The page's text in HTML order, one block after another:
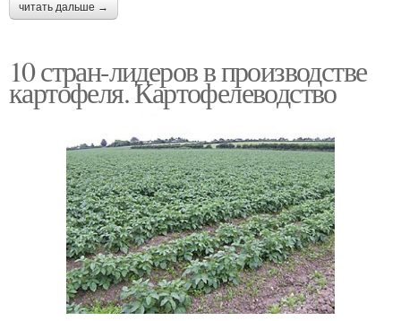
читать дальше →
10 стран-лидеров в производстве
картофеля. Картофелеводство